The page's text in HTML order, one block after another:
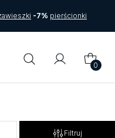
-7% pierścionki
0
Filtruj